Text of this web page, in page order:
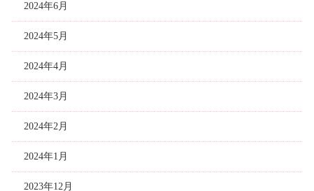
2024年6月
2024年5月
2024年4月
2024年3月
2024年2月
2024年1月
2023年12月